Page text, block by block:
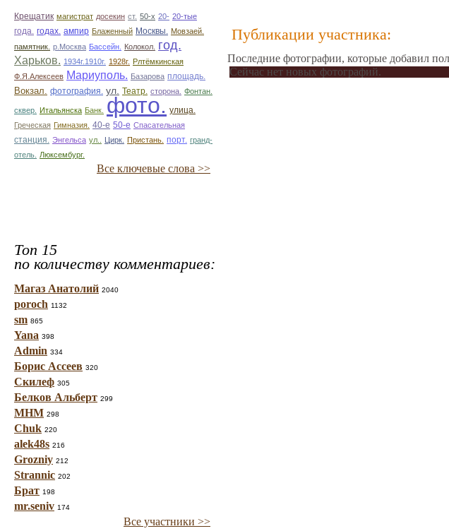
Крещатик магистрат досекин ст. 50-х 20- 20-тые
года.
годах. ампир Блаженный Москвы.
Мовзаей.
памятник. р.Москва Бассейн. Колокол. год.
Харьков. 1934г.1910г. 1928г. Рлтёмкинская
Ф.Я.Алексеев Мариуполь. Базарова площадь.
Вокзал. фотография. ул. Театр. сторона. Фонтан.
сквер. Итальянска Банк. фото. улица.
Греческая Гимназия. 40-е 50-е Спасательная
станция.
Энгельса ул.. Цирк. Пристань. порт. гранд-
отель.
Люксембург.
Все ключевые слова >>
Топ 15
по количеству комментариев:
Магаз Анатолий 2040
poroch 1132
sm 865
Yana 398
Admin 334
Борис Ассеев 320
Скилеф 305
Белков Альберт 299
МНМ 298
Chuk 220
alek48s 216
Grozniy 212
Strannic 202
Брат 198
mr.seniv 174
Все участники >>
Публикации участника:
Последние фотографии, которые добавил
Сейчас нет новых фотографий.